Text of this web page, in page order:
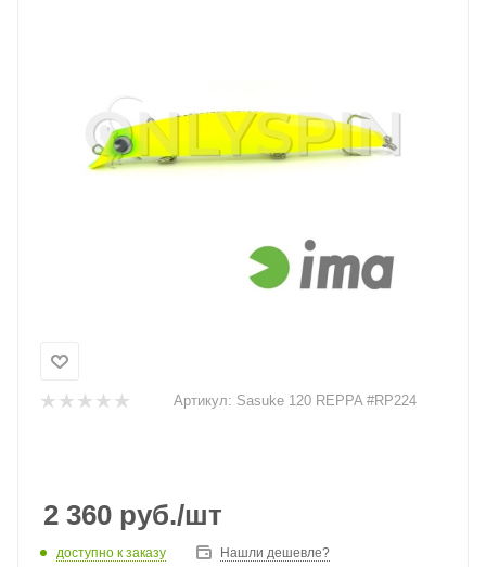
Артикул: Sasuke 120 REPPA #RP224
2 360 руб./шт
доступно к заказу Нашли дешевле?